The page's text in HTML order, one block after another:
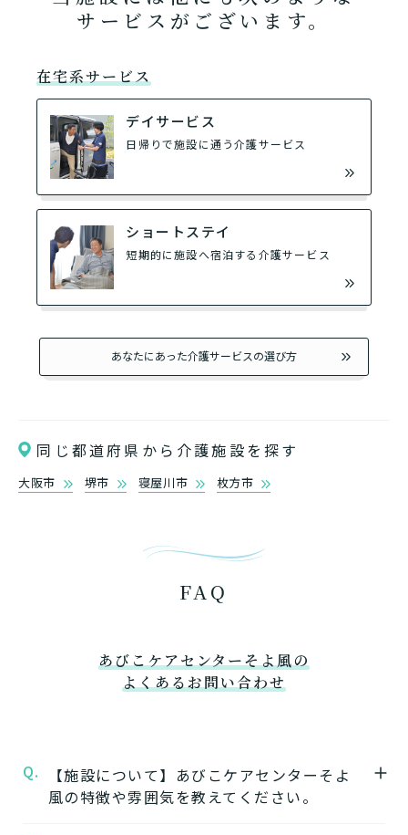
サービスがございます。
在宅系サービス
デイサービス
日帰りで施設に通う介護サービス
ショートステイ
短期的に施設へ宿泊する介護サービス
あなたにあった介護サービスの選び方
同じ都道府県から介護施設を探す
大阪市 堺市 寝屋川市 枚方市
FAQ
あびこケアセンターそよ風の
よくあるお問い合わせ
Q.
【施設について】あびこケアセンターそよ
風の特徴や雰囲気を教えてください。